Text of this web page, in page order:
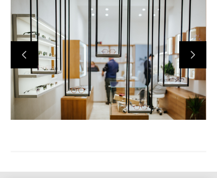
CHI SONO
PORTFOLIO
SERVIZI
CONTATTI